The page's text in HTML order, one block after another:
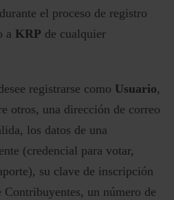
el proceso de registro
a KRP de cualquier
registrarse como Usuario,
otros, una dirección de correo
los datos de una
(credencial para votar,
su clave de inscripción
Contribuyentes, un número de